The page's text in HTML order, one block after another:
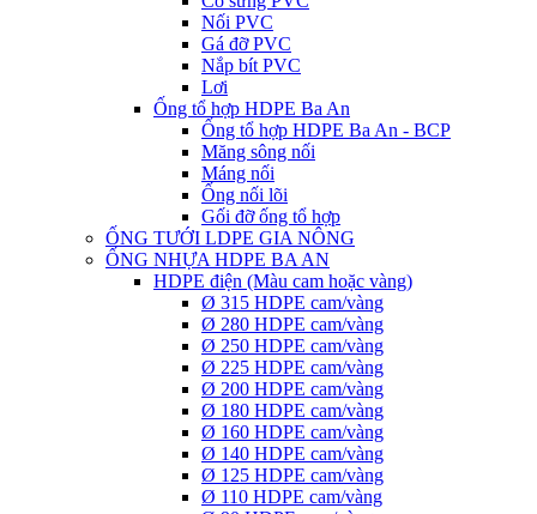
Nối PVC
Gá đỡ PVC
Nắp bít PVC
Lơi
Ống tổ hợp HDPE Ba An
Ống tổ hợp HDPE Ba An - BCP
Măng sông nối
Máng nối
Ống nối lõi
Gối đỡ ống tổ hợp
ỐNG TƯỚI LDPE GIA NÔNG
ỐNG NHỰA HDPE BA AN
HDPE điện (Màu cam hoặc vàng)
Ø 315 HDPE cam/vàng
Ø 280 HDPE cam/vàng
Ø 250 HDPE cam/vàng
Ø 225 HDPE cam/vàng
Ø 200 HDPE cam/vàng
Ø 180 HDPE cam/vàng
Ø 160 HDPE cam/vàng
Ø 140 HDPE cam/vàng
Ø 125 HDPE cam/vàng
Ø 110 HDPE cam/vàng